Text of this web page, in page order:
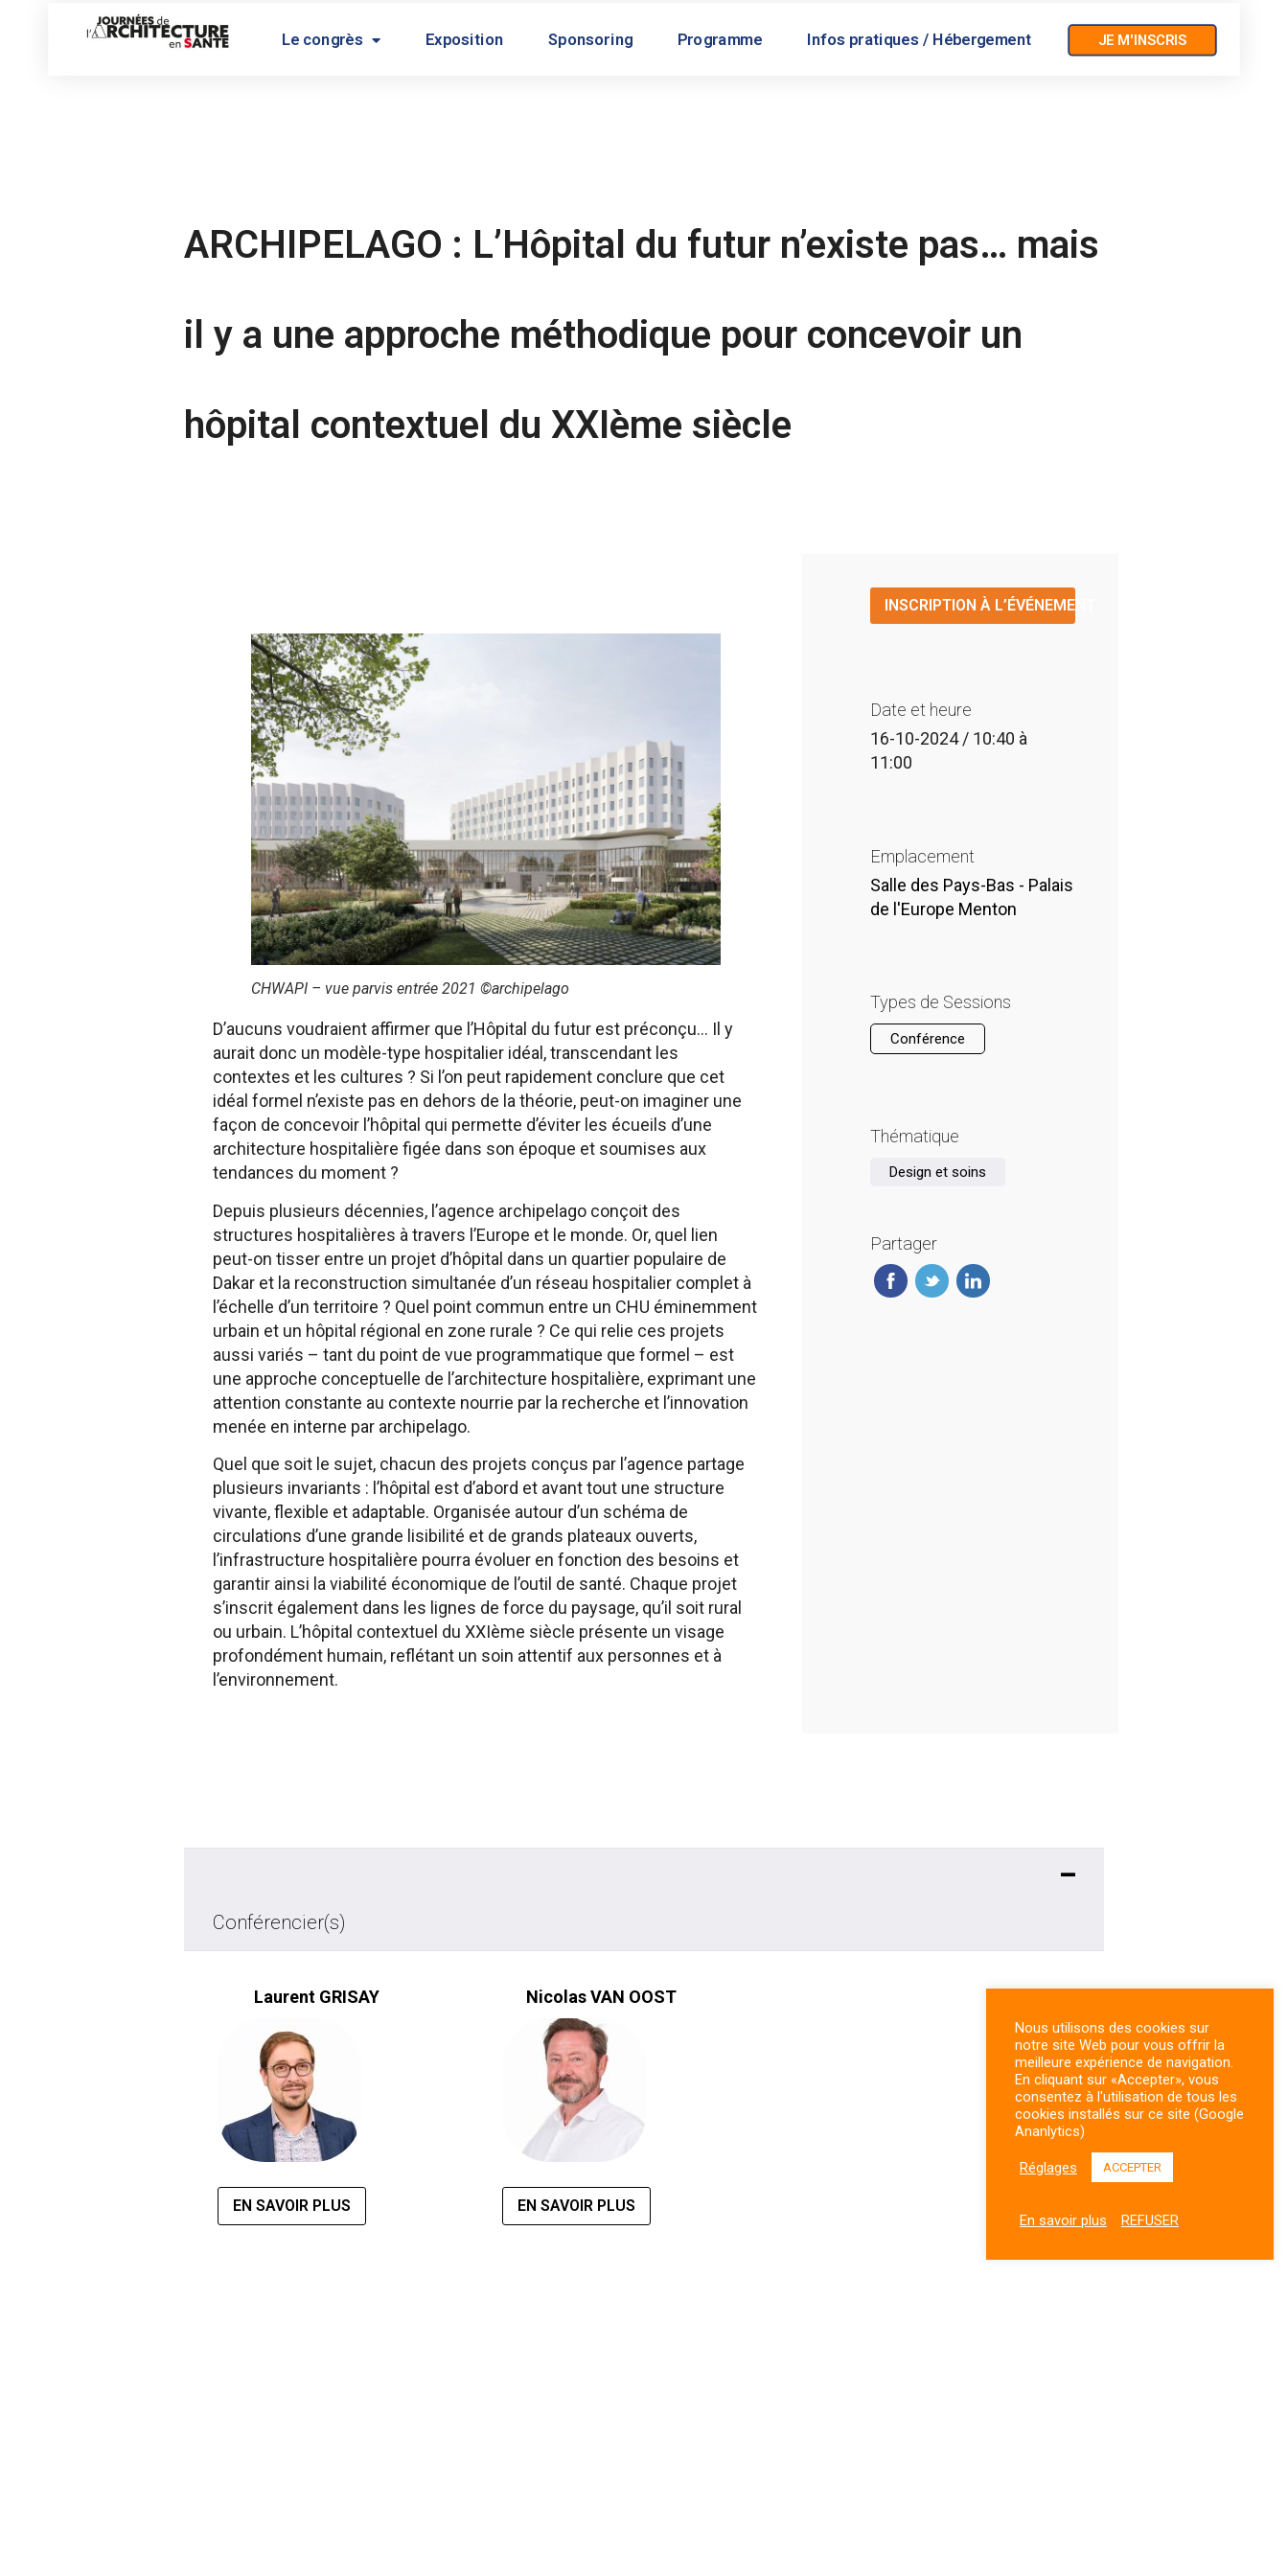
Le congrès Exposition Sponsoring Programme Infos pratiques / Hébergement JE M'INSCRIS
ARCHIPELAGO : L’Hôpital du futur n’existe pas… mais
il y a une approche méthodique pour concevoir un
hôpital contextuel du XXIème siècle
CHWAPI – vue parvis entrée 2021 ©archipelago
D’aucuns voudraient affirmer que l’Hôpital du futur est préconçu… Il y
aurait donc un modèle-type hospitalier idéal, transcendant les
contextes et les cultures ? Si l’on peut rapidement conclure que cet
idéal formel n’existe pas en dehors de la théorie, peut-on imaginer une
façon de concevoir l’hôpital qui permette d’éviter les écueils d’une
architecture hospitalière figée dans son époque et soumises aux
tendances du moment ?
Depuis plusieurs décennies, l’agence archipelago conçoit des
structures hospitalières à travers l’Europe et le monde. Or, quel lien
peut-on tisser entre un projet d’hôpital dans un quartier populaire de
Dakar et la reconstruction simultanée d’un réseau hospitalier complet à
l’échelle d’un territoire ? Quel point commun entre un CHU éminemment
urbain et un hôpital régional en zone rurale ? Ce qui relie ces projets
aussi variés – tant du point de vue programmatique que formel – est
une approche conceptuelle de l’architecture hospitalière, exprimant une
attention constante au contexte nourrie par la recherche et l’innovation
menée en interne par archipelago.
Quel que soit le sujet, chacun des projets conçus par l’agence partage
plusieurs invariants : l’hôpital est d’abord et avant tout une structure
vivante, flexible et adaptable. Organisée autour d’un schéma de
circulations d’une grande lisibilité et de grands plateaux ouverts,
l’infrastructure hospitalière pourra évoluer en fonction des besoins et
garantir ainsi la viabilité économique de l’outil de santé. Chaque projet
s’inscrit également dans les lignes de force du paysage, qu’il soit rural
ou urbain. L’hôpital contextuel du XXIème siècle présente un visage
profondément humain, reflétant un soin attentif aux personnes et à
l’environnement.
INSCRIPTION À L’ÉVÉNEMENT
Date et heure
16-10-2024 / 10:40 à
11:00
Emplacement
Salle des Pays-Bas - Palais
de l'Europe Menton
Types de Sessions
Conférence
Thématique
Design et soins
Partager
Conférencier(s)
Laurent GRISAY
EN SAVOIR PLUS
Nicolas VAN OOST
EN SAVOIR PLUS
Nous utilisons des cookies sur
notre site Web pour vous offrir la
meilleure expérience de navigation.
En cliquant sur «Accepter», vous
consentez à l'utilisation de tous les
cookies installés sur ce site (Google
Ananlytics)
Réglages ACCEPTER
En savoir plus REFUSER